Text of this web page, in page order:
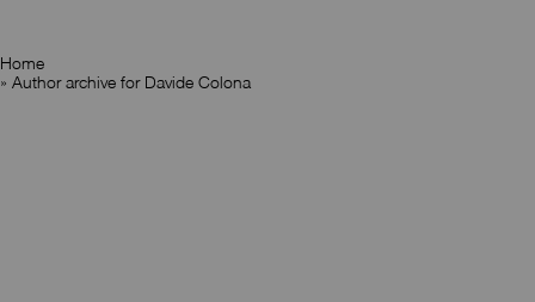
Home
» Author archive for Davide Colona